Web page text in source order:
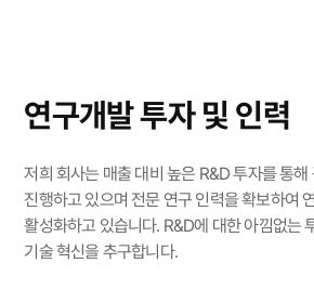
연구개발 투자 및 인력
저희 회사는 매출 대비 높은 R&D 투자를 통
진행하고 있으며 전문 연구 인력을 확보하여
활성화하고 있습니다. R&D에 대한 아낌없는
기술 혁신을 추구합니다.